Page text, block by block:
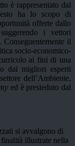
è rappresentato dal
ha lo scopo di
offerte dallo
i vettori
il
socio-economico-
ai fini di una
dai migliori esperti
dell’Ambiente,
ed è presieduto dal
si avvalgono di
illustrate nella